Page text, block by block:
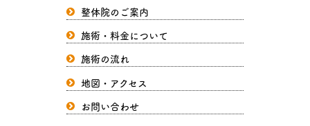
整体院のご案内
施術・料金について
施術の流れ
地図・アクセス
お問い合わせ